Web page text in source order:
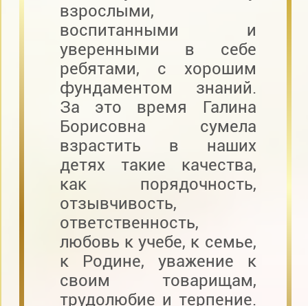
взрослыми,
воспитанными и
уверенными в себе
ребятами, с хорошим
фундаментом знаний.
За это время Галина
Борисовна сумела
взрастить в наших
детях такие качества,
как порядочность,
отзывчивость,
ответственность,
любовь к учебе, к семье,
к Родине, уважение к
своим товарищам,
трудолюбие и терпение.